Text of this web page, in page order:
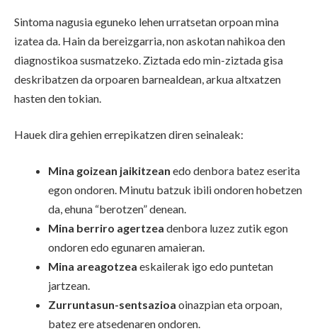
Sintoma nagusia eguneko lehen urratsetan orpoan mina
izatea da. Hain da bereizgarria, non askotan nahikoa den
diagnostikoa susmatzeko. Ziztada edo min-ziztada gisa
deskribatzen da orpoaren barnealdean, arkua altxatzen
hasten den tokian.
Hauek dira gehien errepikatzen diren seinaleak:
Mina goizean jaikitzean edo denbora batez eserita
egon ondoren. Minutu batzuk ibili ondoren hobetzen
da, ehuna “berotzen” denean.
Mina berriro agertzea denbora luzez zutik egon
ondoren edo egunaren amaieran.
Mina areagotzea eskailerak igo edo puntetan
jartzean.
Zurruntasun-sentsazioa oinazpian eta orpoan,
batez ere atsedenaren ondoren.